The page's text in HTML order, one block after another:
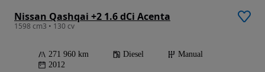
Nissan Qashqai +2 1.6 dCi Acenta
1598 cm3 • 130 cv
271 960 km Diesel
Manual
2012